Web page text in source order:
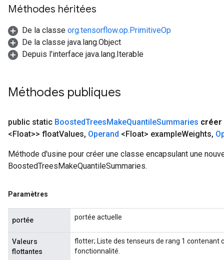
Méthodes héritées
De la classe org.tensorflow.op.PrimitiveOp
De la classe java.lang.Object
Depuis l'interface java.lang.Iterable
Méthodes publiques
public static BoostedTreesMakeQuantileSummaries créer
<Float>> floatValues, Operand <Float> exampleWeights,
Méthode d'usine pour créer une classe encapsulant une
BoostedTreesMakeQuantileSummaries.
Paramètres
portée portée actuelle
Valeurs
flottantes
flotter; Liste des tenseurs de rang 1 contenant
fonctionnalité.